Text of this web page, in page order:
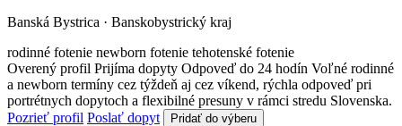
Banská Bystrica · Banskobystrický kraj
rodinné fotenie newborn fotenie tehotenské fotenie
Overený profil Prijíma dopyty Odpoveď do 24 hodín Voľné rodinné
a newborn termíny cez týždeň aj cez víkend, rýchla odpoveď pri
portrétnych dopytoch a flexibilné presuny v rámci stredu Slovenska.
Pozrieť profil Poslať dopyt Pridať do výberu